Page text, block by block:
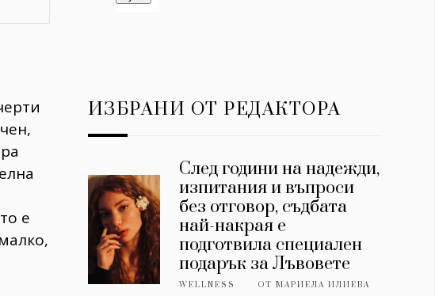
е
ИЗБРАНИ ОТ РЕДАКТОРА
След години на надежди,
изпитания и въпроси
без отговор, съдбата
най-накрая е
подготвила специален
подарък за Лъвовете
WELLNESS ОТМАРИЕЛА ИЛИЕВА